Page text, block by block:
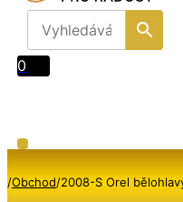
0
/Obchod/2008-S Orel